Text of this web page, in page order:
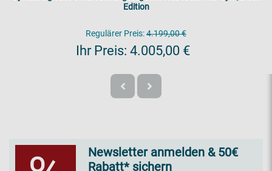
Edition
Regulärer Preis:4.199,00 €
Ihr Preis: 4.005,00 €
Newsletter anmelden & 50€
Rabatt* sichern